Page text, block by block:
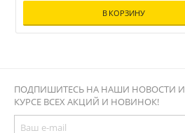
В КОРЗИНУ
ПОДПИШИТЕСЬ НА НАШИ НОВОСТИ И
КУРСЕ ВСЕХ АКЦИЙ И НОВИНОК!